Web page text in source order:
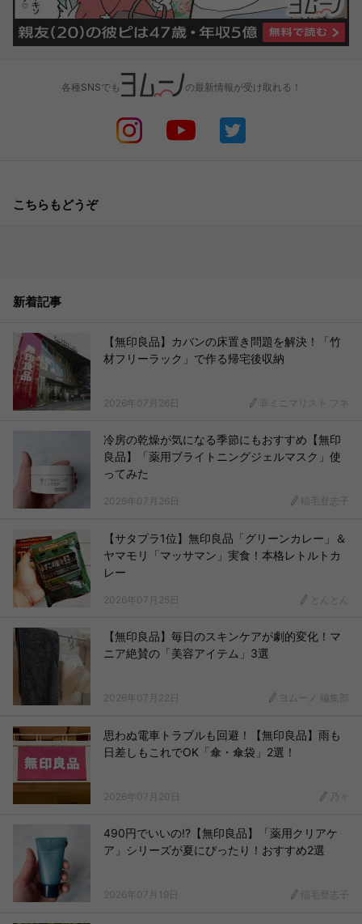
各種SNSでも の最新情報が受け取れる！
こちらもどうぞ
新着記事
【無印良品】カバンの床置き問題を解決！「竹
材フリーラック」で作る帰宅後収納
2026年07月26日 非ミニマリスト フネ
冷房の乾燥が気になる季節にもおすすめ【無印
良品】「薬用ブライトニングジェルマスク」使
ってみた
2026年07月26日 稲毛登志子
【サタプラ1位】無印良品「グリーンカレー」＆
ヤマモリ「マッサマン」実食！本格レトルトカ
レー
2026年07月25日 とんとん
【無印良品】毎日のスキンケアが劇的変化！マ
ニア絶賛の「美容アイテム」3選
2026年07月22日 ヨムーノ 編集部
思わぬ電車トラブルも回避！【無印良品】雨も
日差しもこれでOK「傘・傘袋」2選！
2026年07月20日 乃々
490円でいいの!?【無印良品】「薬用クリアケ
ア」シリーズが夏にぴったり！おすすめ2選
2026年07月19日 稲毛登志子